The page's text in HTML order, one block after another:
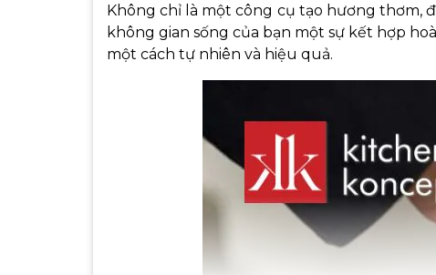
Không chỉ là một công cụ tạo hương thơm,
không gian sống của bạn một sự kết hợp
một cách tự nhiên và hiệu quả.